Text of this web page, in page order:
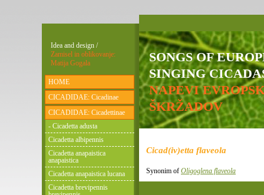
SONGS OF
SINGING
NAPEVI
ŠKRŽADOV
Cicad(iv)etta flaveola
Synonim of Oligoglena flaveola
Idea and design /
Zamisel in oblikovanje:
Matija Gogala
HOME
CICADIDAE: Cicadinae
CICADIDAE: Cicadettinae
- Cicadetta adusta
Cicadetta albipennis
Cicadetta anapaistica
anapaistica
Cicadetta anapaistica lucana
Cicadetta brevipennis